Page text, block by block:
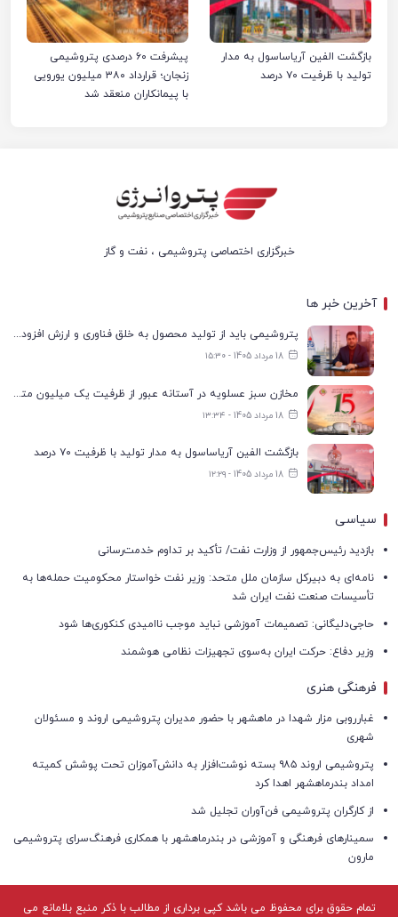
بازگشت الفین آریاساسول به مدار
تولید با ظرفیت ۷۰ درصد
پیشرفت ۶۰ درصدی پتروشیمی
زنجان؛ قرارداد ۳۸۰ میلیون یورویی
با پیمانکاران منعقد شد
خبرگزاری اختصاصی پتروشیمی ، نفت و گاز
آخرین خبر ها
پتروشیمی باید از تولید محصول به خلق فناوری و ارزش افزوده حرکت کند
18 مرداد 1405 - ۱۵:۳۰
مخازن سبز عسلویه در آستانه عبور از ظرفیت یک میلیون مترمکعب
18 مرداد 1405 - ۱۳:۳۴
بازگشت الفین آریاساسول به مدار تولید با ظرفیت ۷۰ درصد
18 مرداد 1405 - ۱۲:۲۹
سیاسی
بازدید رئیس‌جمهور از وزارت نفت/ تأکید بر تداوم خدمت‌رسانی
نامه‌ای به دبیرکل سازمان ملل متحد: وزیر نفت خواستار محکومیت حمله‌ها به
تأسیسات صنعت نفت ایران شد
حاجی‌دلیگانی: تصمیمات آموزشی نباید موجب ناامیدی کنکوری‌ها شود
وزیر دفاع: حرکت ایران به‌سوی تجهیزات نظامی هوشمند
فرهنگی هنری
غبارروبی مزار شهدا در ماهشهر با حضور مدیران پتروشیمی اروند و مسئولان
شهری
پتروشیمی اروند ۹۸۵ بسته نوشت‌افزار به دانش‌آموزان تحت پوشش کمیته
امداد بندرماهشهر اهدا کرد
از کارگران پتروشیمی فن‌آوران تجلیل شد
سمینارهای فرهنگی و آموزشی در بندرماهشهر با همکاری فرهنگ‌سرای پتروشیمی
مارون
تمام حقوق برای محفوظ می باشد کپی برداری از مطالب با ذکر منبع بلامانع می